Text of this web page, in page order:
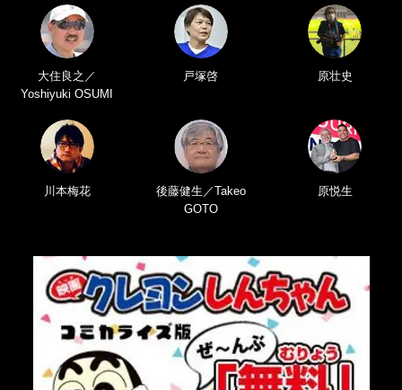
大住良之／
Yoshiyuki OSUMI
戸塚啓 原壮史
川本梅花
後藤健生／Takeo
GOTO
原悦生